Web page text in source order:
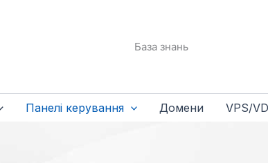
База знань
Панелі керування Домени VPS/